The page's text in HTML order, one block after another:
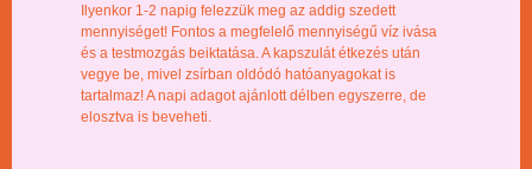
Ilyenkor 1-2 napig felezzük meg az addig szedett
mennyiséget! Fontos a megfelelő mennyiségű víz ivása
és a testmozgás beiktatása. A kapszulát étkezés után
vegye be, mivel zsírban oldódó hatóanyagokat is
tartalmaz! A napi adagot ajánlott délben egyszerre, de
elosztva is beveheti.